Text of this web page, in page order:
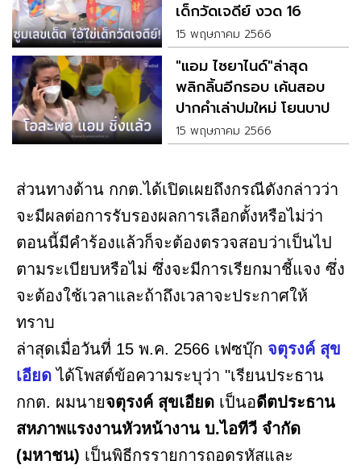
เด็กวัดเจดีย์ งวด 16
พฤษภาคม 66
15 พฤษภาคม 2566
"แอม ไซยาไนด์"ล่าสุด
พลิกลิ้นอีกรอบ เค้นสอบ
ปากคำเล่าปมใหม่ โยนบาป
ให้นายแด้
15 พฤษภาคม 2566
ส่วนทางด้าน กกต.ได้เปิดเผยถึงกรณีดังกล่าวว่า
จะมีผลต่อการรับรองผลการเลือกตั้งหรือไม่ว่า
ตอนนี้มีคำร้องแล้วก็จะต้องตรวจสอบว่าเป็นไป
ตามระเบียบหรือไม่ ซึ่งจะมีการเรียกมาชี้แจง ซึ่ง
จะต้องใช้เวลาและถ้าถึงเวลาจะประกาศให้
ทราบ
ล่าสุดเมื่อวันที่ 15 พ.ค. 2566 เฟซบุ๊ก จตุรงค์ สุข
เอียด ได้โพสต์ข้อความระบุว่า "เรียนประธาน
กกต. ผมนายจตุรงค์ สุขเอียด เป็นอดีตประธาน
สหภาพแรงงานหัวหน้างาน บ.ไอทีวี จำกัด
(มหาชน) เป็นพิธีกรรายการถอดรหัสและ